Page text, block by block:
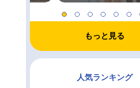
もっと見る
人気ランキング